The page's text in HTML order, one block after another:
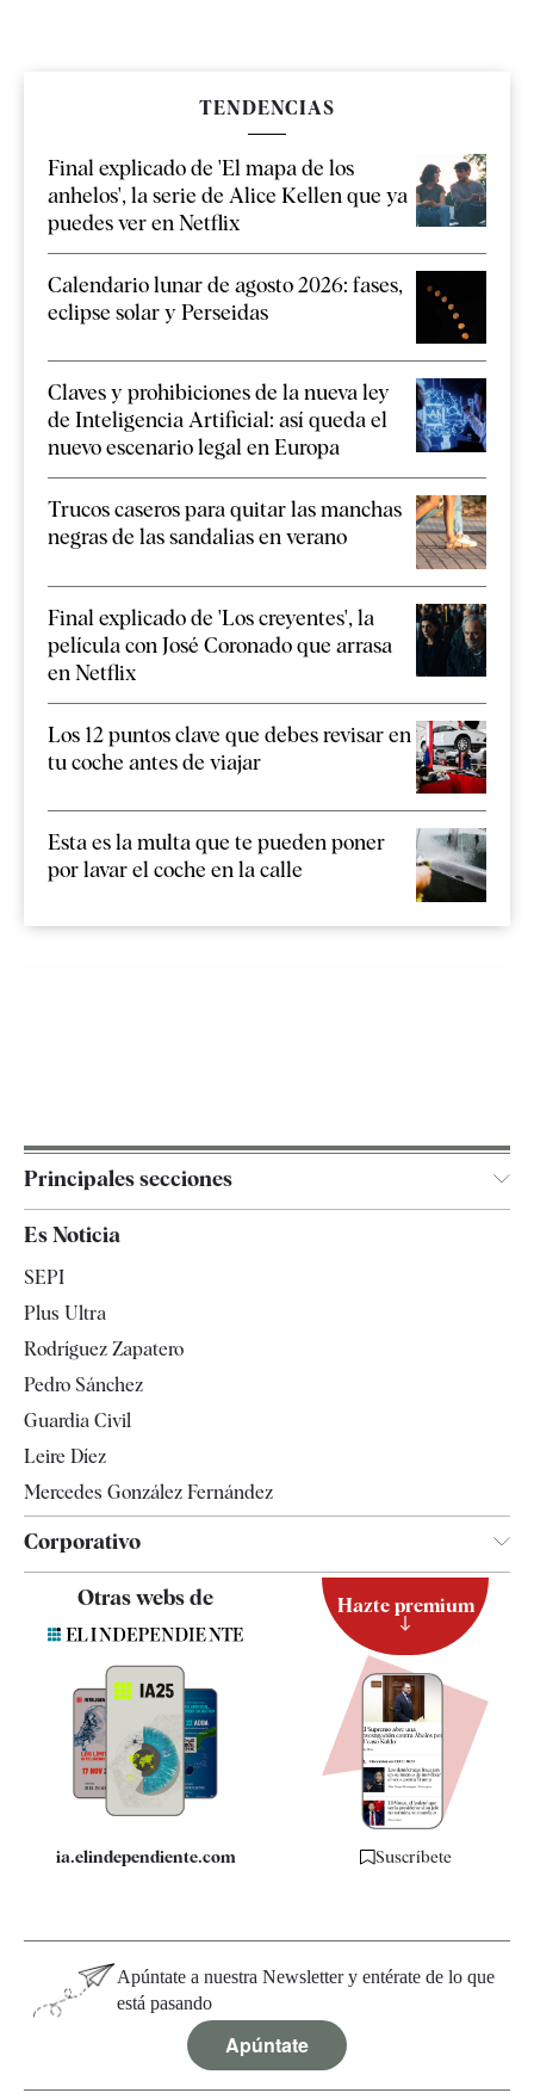
TENDENCIAS
Final explicado de 'El mapa de los
anhelos', la serie de Alice Kellen que ya
puedes ver en Netflix
Calendario lunar de agosto 2026: fases,
eclipse solar y Perseidas
Claves y prohibiciones de la nueva ley
de Inteligencia Artificial: así queda el
nuevo escenario legal en Europa
Trucos caseros para quitar las manchas
negras de las sandalias en verano
Final explicado de 'Los creyentes', la
película con José Coronado que arrasa
en Netflix
Los 12 puntos clave que debes revisar en
tu coche antes de viajar
Esta es la multa que te pueden poner
por lavar el coche en la calle
Principales secciones
Televisión
Es Noticia
SEPI
Plus Ultra
Rodríguez Zapatero
Pedro Sánchez
Guardia Civil
Leire Díez
Mercedes González Fernández
Corporativo
Quiénes somos
Especificaciones
Otras webs de
ia.elindependiente.com
Hazte premium
Suscríbete
Apúntate a nuestra Newsletter y entérate de lo que
está pasando
Apúntate